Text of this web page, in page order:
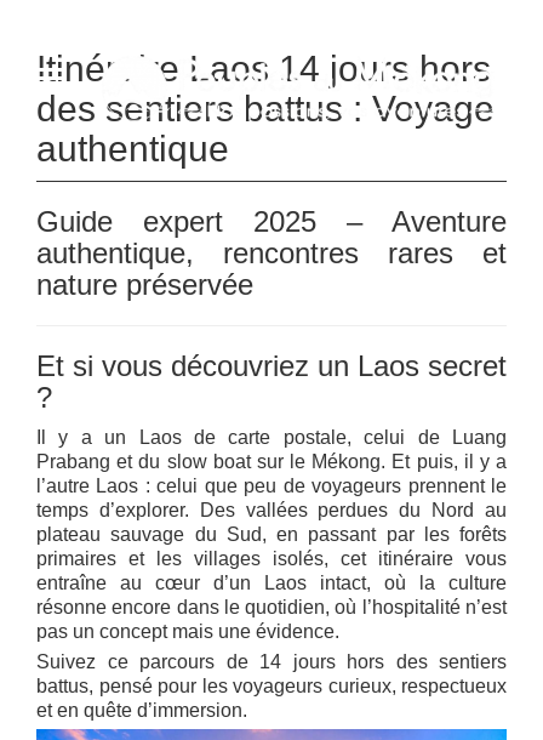
Itinéraire Laos 14 jours hors
des sentiers battus : Voyage
authentique
Guide expert 2025 – Aventure
authentique, rencontres rares et
nature préservée
Et si vous découvriez un Laos secret
?
Il y a un Laos de carte postale, celui de Luang
Prabang et du slow boat sur le Mékong. Et puis, il y a
l’autre Laos : celui que peu de voyageurs prennent le
temps d’explorer. Des vallées perdues du Nord au
plateau sauvage du Sud, en passant par les forêts
primaires et les villages isolés, cet itinéraire vous
entraîne au cœur d’un Laos intact, où la culture
résonne encore dans le quotidien, où l’hospitalité n’est
pas un concept mais une évidence.
Suivez ce parcours de 14 jours hors des sentiers
battus, pensé pour les voyageurs curieux, respectueux
et en quête d’immersion.